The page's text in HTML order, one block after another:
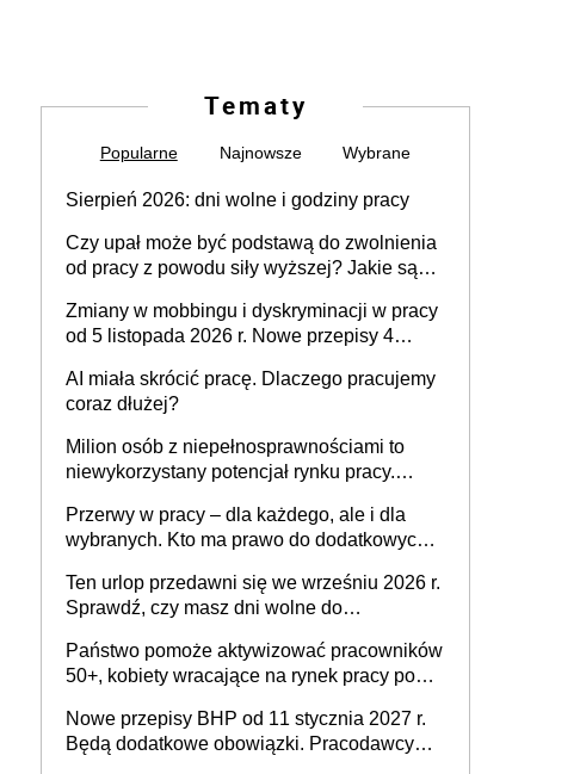
Tematy
Popularne Najnowsze Wybrane
Sierpień 2026: dni wolne i godziny pracy
Czy upał może być podstawą do zwolnienia
od pracy z powodu siły wyższej? Jakie są
Zmiany w mobbingu i dyskryminacji w pracy
od 5 listopada 2026 r. Nowe przepisy 4
Ustaw
AI miała skrócić pracę. Dlaczego pracujemy
coraz dłużej?
Milion osób z niepełnosprawnościami to
niewykorzystany potencjał rynku pracy.
dofinansowań czy refundacji, ale bariery po
stronie systemu i świadomości
pracodawców [WYWIAD]
Przerwy w pracy – dla każdego, ale i dla
wybranych. Kto ma prawo do dodatkowych
Ten urlop przedawni się we wrześniu 2026 r.
Sprawdź, czy masz dni wolne do
Państwo pomoże aktywizować pracowników
50+, kobiety wracające na rynek pracy po
osoby neuroatypowe. Powstanie Fundusz
na rzecz Inkluzywności w Zatrudnianiu?
Nowe przepisy BHP od 11 stycznia 2027 r.
Będą dodatkowe obowiązki. Pracodawcy